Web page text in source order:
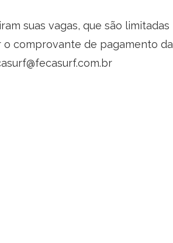
suas vagas, que são limitadas
o comprovante de pagamento da